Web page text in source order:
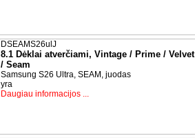
DSEAMS26ulJ
8.1 Dėklai atverčiami, Vintage / Prime / Velvet
/ Seam
Samsung S26 Ultra, SEAM, juodas
yra
Daugiau informacijos ...